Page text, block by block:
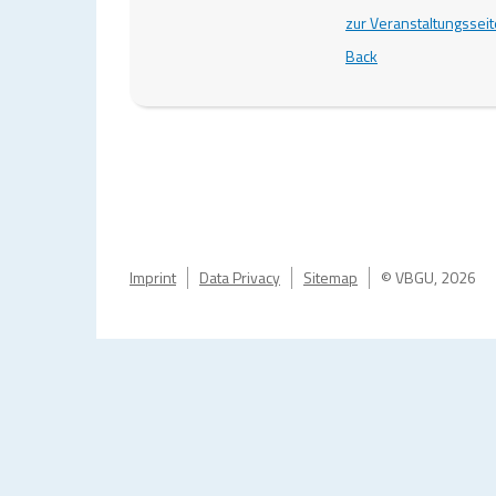
zur
Back
Imprint Data Privacy Sitemap © VBGU, 2026